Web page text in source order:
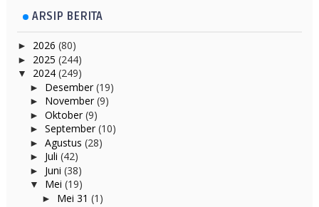
ARSIP BERITA
► 2026 (80)
► 2025 (244)
▼ 2024 (249)
► Desember(19)
► November(9)
► Oktober(9)
► September(10)
► Agustus (28)
► Juli (42)
► Juni (38)
▼ Mei (19)
► Mei 31 (1)